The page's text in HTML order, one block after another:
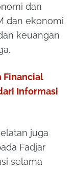
dan
dan ekonomi
keuangan
Financial
Informasi
juga
Fadjar
selama